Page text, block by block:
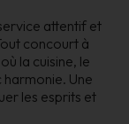
attentif et
concourt à
la cuisine, le
harmonie. Une
les esprits et